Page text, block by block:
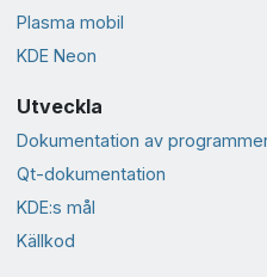
Plasma mobil
KDE Neon
Utveckla
Dokumentation av
Qt-dokumentation
KDE:s mål
Källkod